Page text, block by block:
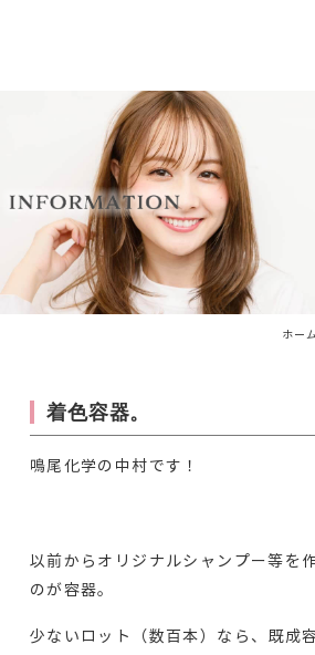
ホー
着色容器。
鳴尾化学の中村です！
以前からオリジナルシャンプー等を
のが容器。
少ないロット（数百本）なら、既成